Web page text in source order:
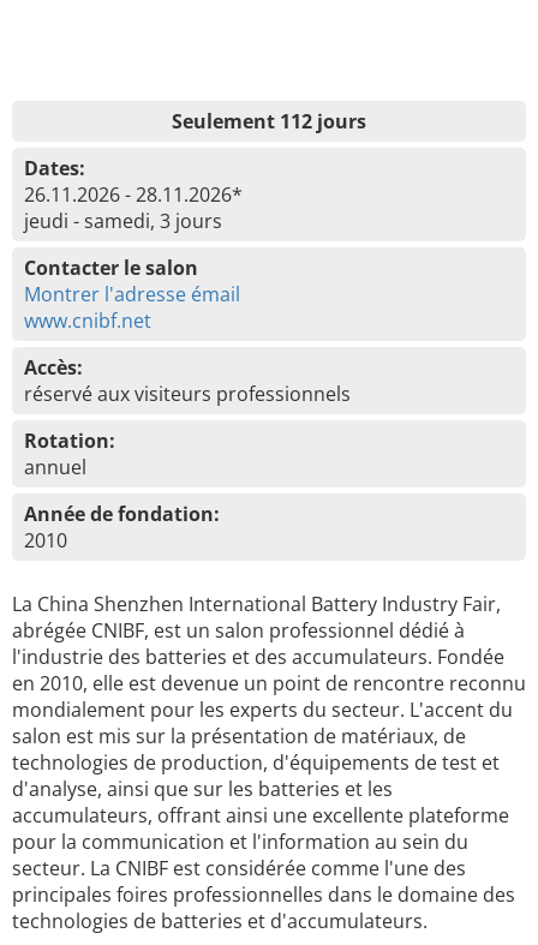
Seulement 112 jours
Dates:
26.11.2026 - 28.11.2026*
jeudi - samedi, 3 jours
Contacter le salon
Montrer l'adresse émail
www.cnibf.net
Accès:
réservé aux visiteurs professionnels
Rotation:
annuel
Année de fondation:
2010
La China Shenzhen International Battery Industry Fair,
abrégée CNIBF, est un salon professionnel dédié à
l'industrie des batteries et des accumulateurs. Fondée
en 2010, elle est devenue un point de rencontre reconnu
mondialement pour les experts du secteur. L'accent du
salon est mis sur la présentation de matériaux, de
technologies de production, d'équipements de test et
d'analyse, ainsi que sur les batteries et les
accumulateurs, offrant ainsi une excellente plateforme
pour la communication et l'information au sein du
secteur. La CNIBF est considérée comme l'une des
principales foires professionnelles dans le domaine des
technologies de batteries et d'accumulateurs.